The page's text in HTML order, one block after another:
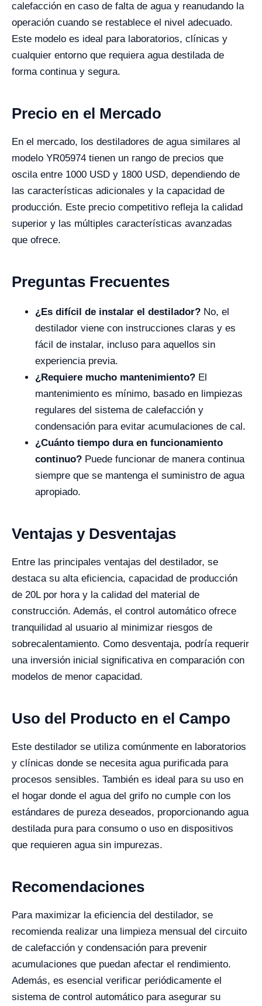
calefacción en caso de falta de agua y reanudando la
operación cuando se restablece el nivel adecuado.
Este modelo es ideal para laboratorios, clínicas y
cualquier entorno que requiera agua destilada de
forma continua y segura.
Precio en el Mercado
En el mercado, los destiladores de agua similares al
modelo YR05974 tienen un rango de precios que
oscila entre 1000 USD y 1800 USD, dependiendo de
las características adicionales y la capacidad de
producción. Este precio competitivo refleja la calidad
superior y las múltiples características avanzadas
que ofrece.
Preguntas Frecuentes
¿Es difícil de instalar el destilador? No, el
destilador viene con instrucciones claras y es
fácil de instalar, incluso para aquellos sin
experiencia previa.
¿Requiere mucho mantenimiento? El
mantenimiento es mínimo, basado en limpiezas
regulares del sistema de calefacción y
condensación para evitar acumulaciones de cal.
¿Cuánto tiempo dura en funcionamiento
continuo? Puede funcionar de manera continua
siempre que se mantenga el suministro de agua
apropiado.
Ventajas y Desventajas
Entre las principales ventajas del destilador, se
destaca su alta eficiencia, capacidad de producción
de 20L por hora y la calidad del material de
construcción. Además, el control automático ofrece
tranquilidad al usuario al minimizar riesgos de
sobrecalentamiento. Como desventaja, podría requerir
una inversión inicial significativa en comparación con
modelos de menor capacidad.
Uso del Producto en el Campo
Este destilador se utiliza comúnmente en laboratorios
y clínicas donde se necesita agua purificada para
procesos sensibles. También es ideal para su uso en
el hogar donde el agua del grifo no cumple con los
estándares de pureza deseados, proporcionando agua
destilada pura para consumo o uso en dispositivos
que requieren agua sin impurezas.
Recomendaciones
Para maximizar la eficiencia del destilador, se
recomienda realizar una limpieza mensual del circuito
de calefacción y condensación para prevenir
acumulaciones que puedan afectar el rendimiento.
Además, es esencial verificar periódicamente el
sistema de control automático para asegurar su